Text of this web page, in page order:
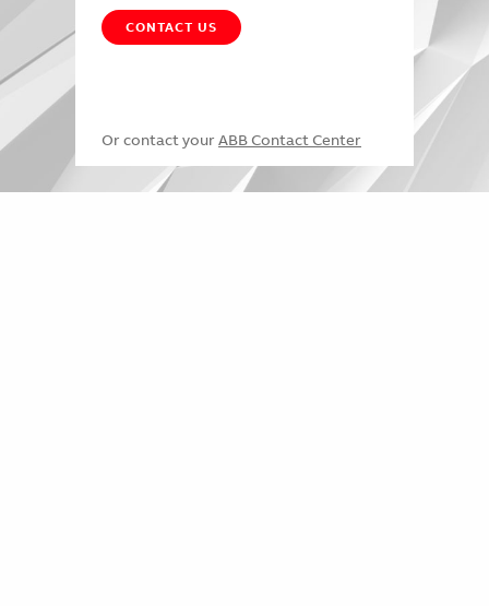
CONTACT US
Or contact your ABB Contact Center